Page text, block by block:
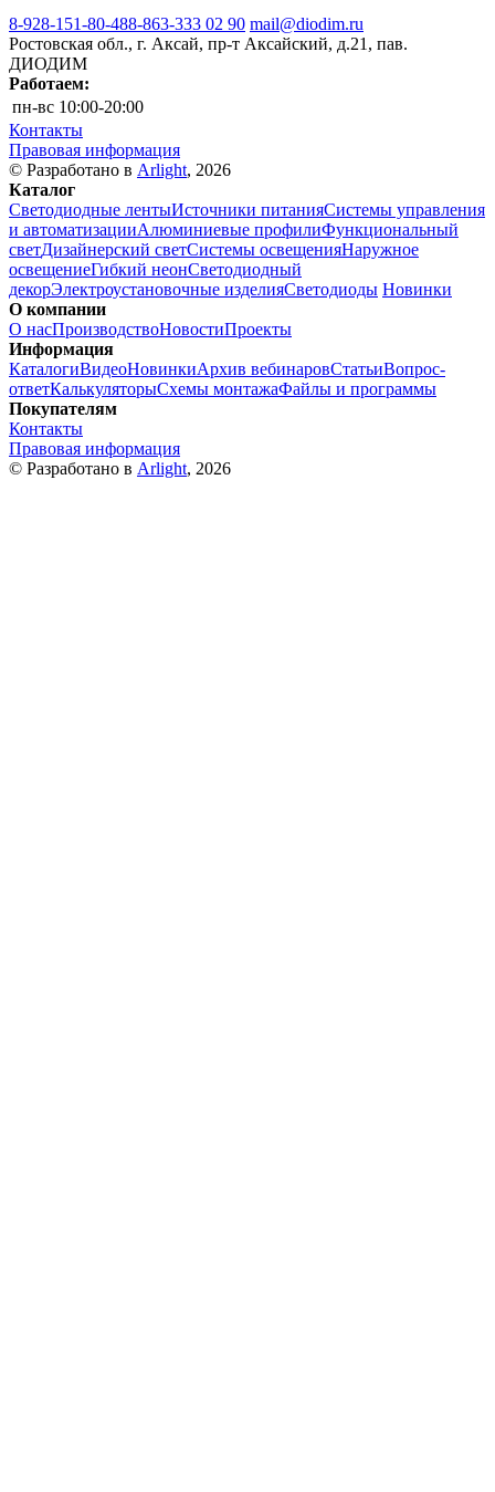
8-928-151-80-488-863-333 02 90 mail@diodim.ru
Ростовская обл., г. Аксай, пр-т Аксайский, д.21, пав.
ДИОДИМ
Работаем:
пн-вс 10:00-20:00
Контакты
Правовая информация
© Разработано в Arlight, 2026
Каталог
Светодиодные лентыИсточники питанияСистемы управления
и автоматизацииАлюминиевые профилиФункциональный
светДизайнерский светСистемы освещенияНаружное
освещениеГибкий неонСветодиодный
декорЭлектроустановочные изделияСветодиоды Новинки
О компании
О насПроизводствоНовостиПроекты
Информация
КаталогиВидеоНовинкиАрхив вебинаровСтатьиВопрос-
ответКалькуляторыСхемы монтажаФайлы и программы
Покупателям
Контакты
Правовая информация
© Разработано в Arlight, 2026